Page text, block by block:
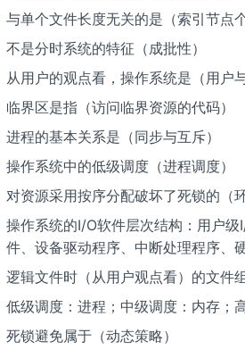
与单个文件长度无关的是（索引节点个
不是分时系统的特征（成批性）
从用户的观点看，操作系统是（用户
临界区是指（访问临界资源的代码）
进程的基本关系是（同步与互斥）
操作系统中的低级调度（进程调度）
对资源采用按序分配破坏了死锁的（
操作系统的I/O软件层次结构：用户
件、设备驱动程序、中断处理程序、
逻辑文件时（从用户观点看）的文件
低级调度：进程；中级调度：内存；
死锁避免属于（动态策略）